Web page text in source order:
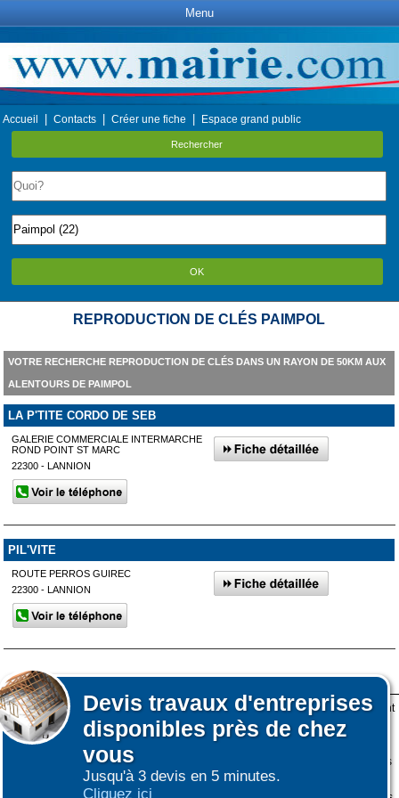
Menu
Accueil Contacts Créer une fiche Espace grand public
Rechercher
OK
REPRODUCTION DE CLÉS PAIMPOL
Devis travaux d'entreprises
disponibles près de chez
vous
Jusqu'à 3 devis en 5 minutes.
Cliquez ici
VOTRE RECHERCHE REPRODUCTION DE CLÉS DANS UN RAYON DE 50KM AUX
ALENTOURS DE PAIMPOL
LA P'TITE CORDO DE SEB
GALERIE COMMERCIALE INTERMARCHE
ROND POINT ST MARC
22300 - LANNION
PIL'VITE
ROUTE PERROS GUIREC
22300 - LANNION
Lors de votre visite sur notre site des fichiers informatiques nommés cookies sont
déposés sur votre terminal. Ces cookies sont utilisés pour la navigation, le
fonctionnement du site et les mesures d'audience pour l'éditeur.
Nous ne collectons pas vos données personnelles au travers des cookies à des
fins publicitaires ni pour nous ni pour des tiers.